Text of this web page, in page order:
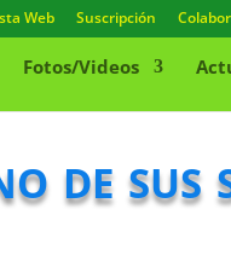
Web Suscripción
Fotos/Videos
de sus